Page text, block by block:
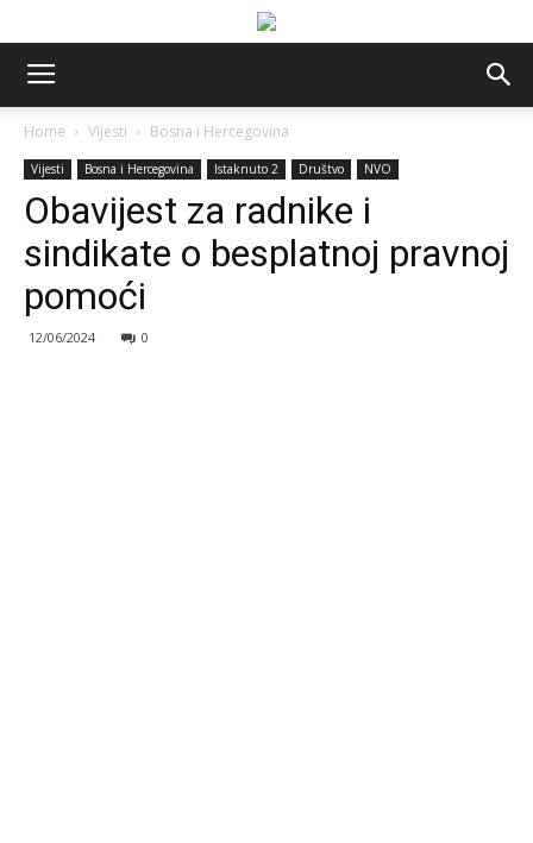
Home Vijesti Bosna i Hercegovina
Vijesti Bosna i Hercegovina Istaknuto 2 Društvo NVO
Obavijest za radnike i
sindikate o besplatnoj pravnoj
pomoći
12/06/2024 0